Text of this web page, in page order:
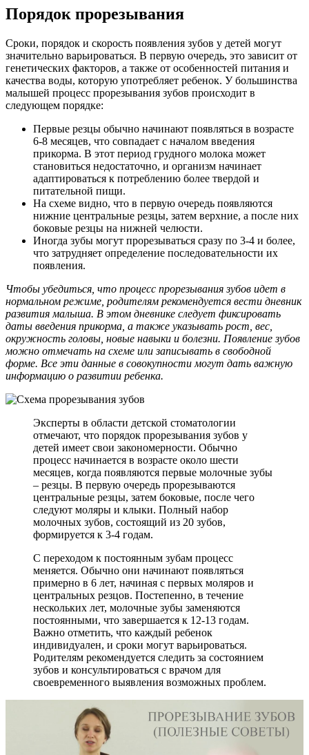
Порядок прорезывания
Сроки, порядок и скорость появления зубов у детей могут
значительно варьироваться. В первую очередь, это зависит от
генетических факторов, а также от особенностей питания и
качества воды, которую употребляет ребенок. У большинства
малышей процесс прорезывания зубов происходит в
следующем порядке:
Первые резцы обычно начинают появляться в возрасте
6-8 месяцев, что совпадает с началом введения
прикорма. В этот период грудного молока может
становиться недостаточно, и организм начинает
адаптироваться к потреблению более твердой и
питательной пищи.
На схеме видно, что в первую очередь появляются
нижние центральные резцы, затем верхние, а после них
боковые резцы на нижней челюсти.
Иногда зубы могут прорезываться сразу по 3-4 и более,
что затрудняет определение последовательности их
появления.
Чтобы убедиться, что процесс прорезывания зубов идет в
нормальном режиме, родителям рекомендуется вести дневник
развития малыша. В этом дневнике следует фиксировать
даты введения прикорма, а также указывать рост, вес,
окружность головы, новые навыки и болезни. Появление зубов
можно отмечать на схеме или записывать в свободной
форме. Все эти данные в совокупности могут дать важную
информацию о развитии ребенка.
Эксперты в области детской стоматологии
отмечают, что порядок прорезывания зубов у
детей имеет свои закономерности. Обычно
процесс начинается в возрасте около шести
месяцев, когда появляются первые молочные зубы
– резцы. В первую очередь прорезываются
центральные резцы, затем боковые, после чего
следуют моляры и клыки. Полный набор
молочных зубов, состоящий из 20 зубов,
формируется к 3-4 годам.
С переходом к постоянным зубам процесс
меняется. Обычно они начинают появляться
примерно в 6 лет, начиная с первых моляров и
центральных резцов. Постепенно, в течение
нескольких лет, молочные зубы заменяются
постоянными, что завершается к 12-13 годам.
Важно отметить, что каждый ребенок
индивидуален, и сроки могут варьироваться.
Родителям рекомендуется следить за состоянием
зубов и консультироваться с врачом для
своевременного выявления возможных проблем.